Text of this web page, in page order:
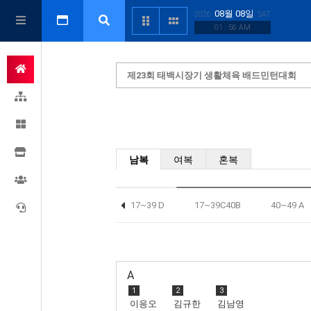
2026 08월 08일 SAT
01 : 56 AM
제23회 태백시장기 생활체육 배드민턴대회
남복 여복 혼복
17~39 D 17~39C40B 40~49 A
A
1
이응오
2
김규한
3
김남영